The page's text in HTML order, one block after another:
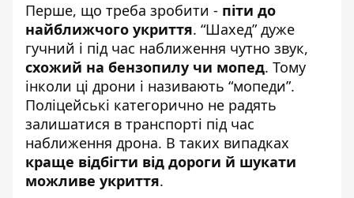
Перше, що треба зробити - піти до
найближчого укриття. “Шахед” дуже
гучний і під час наближення чутно звук,
схожий на бензопилу чи мопед. Тому
інколи ці дрони і називають “мопеди”.
Поліцейські категорично не радять
залишатися в транспорті під час
наближення дрона. В таких випадках
краще відбігти від дороги й шукати
можливе укриття.